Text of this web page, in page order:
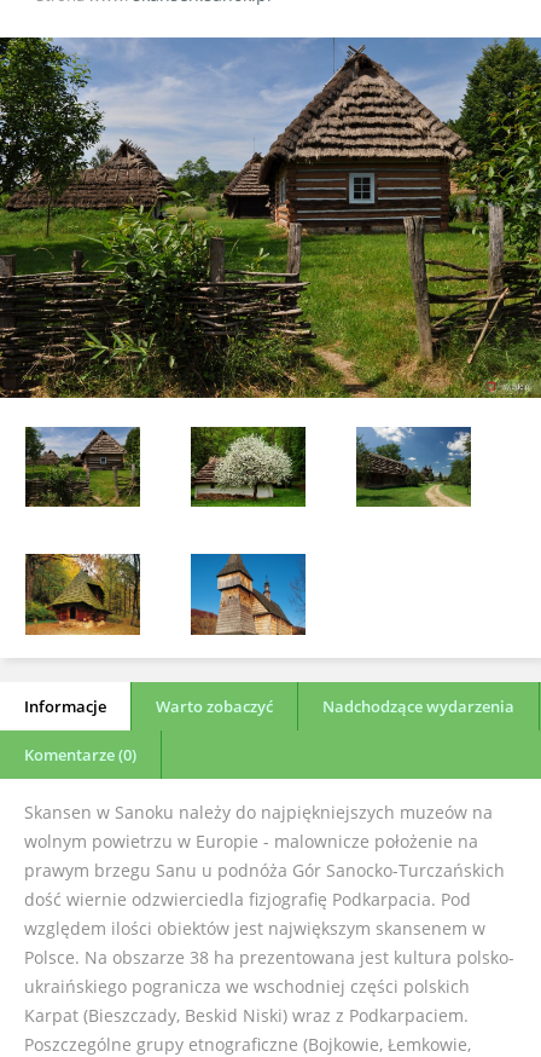
Informacje Warto zobaczyć Nadchodzące wydarzenia
Komentarze (0)
Skansen w Sanoku należy do najpiękniejszych muzeów na
wolnym powietrzu w Europie - malownicze położenie na
prawym brzegu Sanu u podnóża Gór Sanocko-Turczańskich
dość wiernie odzwierciedla fizjografię Podkarpacia. Pod
względem ilości obiektów jest największym skansenem w
Polsce. Na obszarze 38 ha prezentowana jest kultura polsko-
ukraińskiego pogranicza we wschodniej części polskich
Karpat (Bieszczady, Beskid Niski) wraz z Podkarpaciem.
Poszczególne grupy etnograficzne (Bojkowie, Łemkowie,